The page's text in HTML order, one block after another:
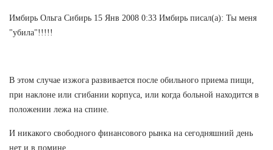
Имбирь Ольга Сибирь 15 Янв 2008 0:33 Имбирь писал(а): Ты меня
"убила"!!!!!
В этом случае изжога развивается после обильного приема пищи,
при наклоне или сгибании корпуса, или когда больной находится в
положении лежа на спине.
И никакого свободного финансового рынка на сегодняшний день
нет и в помине.